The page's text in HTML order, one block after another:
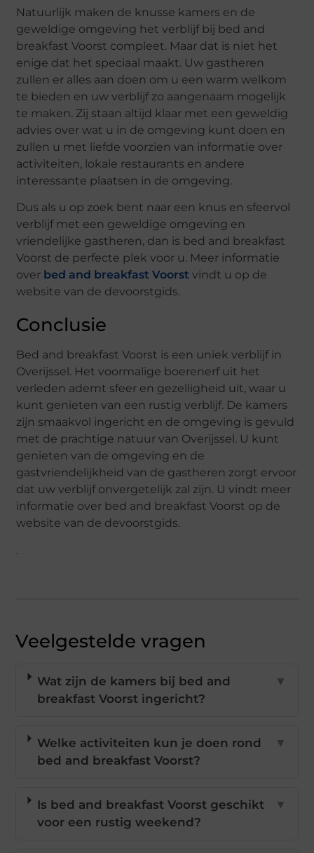
Natuurlijk maken de knusse kamers en de
geweldige omgeving het verblijf bij bed and
breakfast Voorst compleet. Maar dat is niet het
enige dat het speciaal maakt. Uw gastheren
zullen er alles aan doen om u een warm welkom
te bieden en uw verblijf zo aangenaam mogelijk
te maken. Zij staan altijd klaar met een geweldig
advies over wat u in de omgeving kunt doen en
zullen u met liefde voorzien van informatie over
activiteiten, lokale restaurants en andere
interessante plaatsen in de omgeving.
Dus als u op zoek bent naar een knus en sfeervol
verblijf met een geweldige omgeving en
vriendelijke gastheren, dan is bed and breakfast
Voorst de perfecte plek voor u. Meer informatie
over bed and breakfast Voorst vindt u op de
website van de devoorstgids.
Conclusie
Bed and breakfast Voorst is een uniek verblijf in
Overijssel. Het voormalige boerenerf uit het
verleden ademt sfeer en gezelligheid uit, waar u
kunt genieten van een rustig verblijf. De kamers
zijn smaakvol ingericht en de omgeving is gevuld
met de prachtige natuur van Overijssel. U kunt
genieten van de omgeving en de
gastvriendelijkheid van de gastheren zorgt ervoor
dat uw verblijf onvergetelijk zal zijn. U vindt meer
informatie over bed and breakfast Voorst op de
website van de devoorstgids.
.
Veelgestelde vragen
Wat zijn de kamers bij bed and
breakfast Voorst ingericht?
▼
Welke activiteiten kun je doen rond
bed and breakfast Voorst?
▼
Is bed and breakfast Voorst geschikt
voor een rustig weekend?
▼